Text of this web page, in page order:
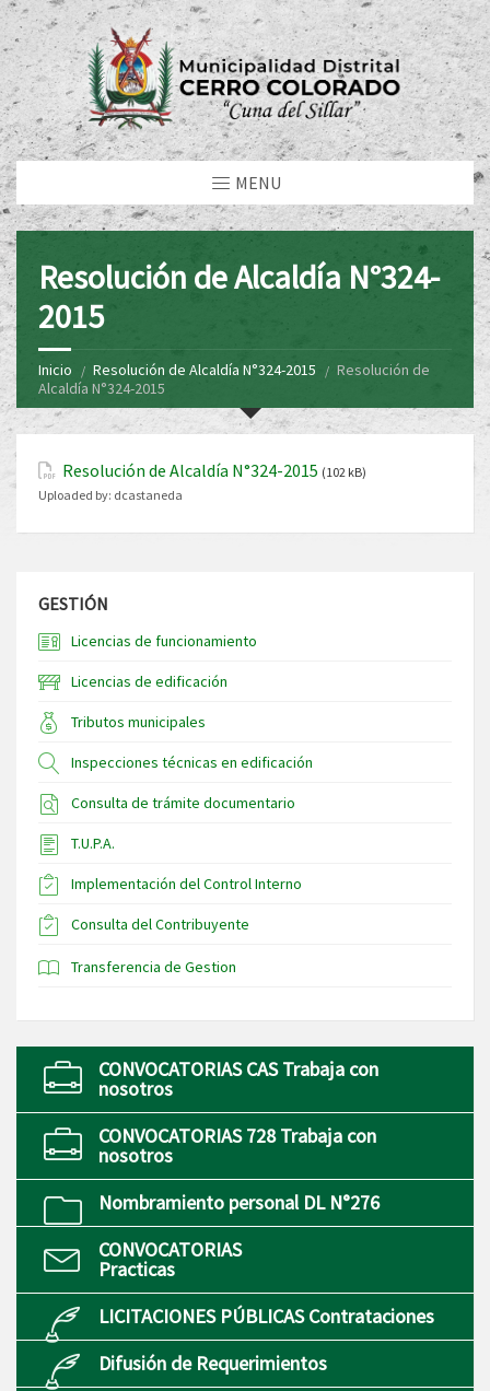
MENU
Resolución de Alcaldía N°324-
2015
Inicio Resolución de Alcaldía N°324-2015
Resolución de
Alcaldía N°324-2015
Resolución de Alcaldía N°324-2015 (102 kB)
Uploaded by: dcastaneda
GESTIÓN
Licencias de funcionamiento
Licencias de edificación
Tributos municipales
Inspecciones técnicas en edificación
Consulta de trámite documentario
T.U.P.A.
Implementación del Control Interno
Consulta del Contribuyente
Transferencia de Gestion
CONVOCATORIAS CAS Trabaja con
nosotros
CONVOCATORIAS 728 Trabaja con
nosotros
Nombramiento personal DL N°276
CONVOCATORIAS
Practicas
LICITACIONES PÚBLICAS Contrataciones
Difusión de Requerimientos